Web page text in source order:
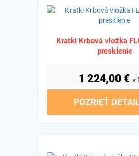
Kratki Krbová vložka
presklenie
1 224,00 € s
POZRIEŤ